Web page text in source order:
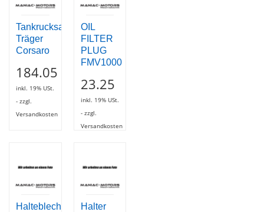
Tankrucksack-
Träger
Corsaro
184.05
inkl. 19% USt.
- zzgl.
Versandkosten
OIL
FILTER
PLUG
FMV1000
23.25
inkl. 19% USt.
- zzgl.
Versandkosten
Halteblech
Halter